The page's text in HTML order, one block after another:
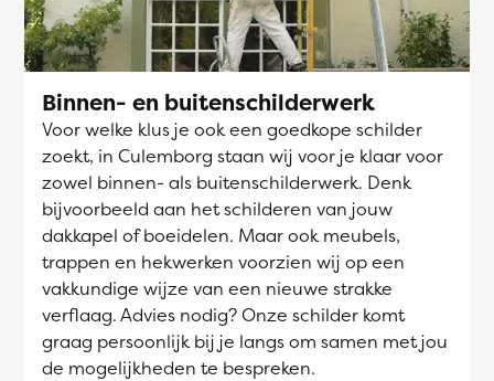
Binnen- en buitenschilderwerk
Voor welke klus je ook een goedkope schilder
zoekt, in Culemborg staan wij voor je klaar voor
zowel binnen- als buitenschilderwerk. Denk
bijvoorbeeld aan het schilderen van jouw
dakkapel of boeidelen. Maar ook meubels,
trappen en hekwerken voorzien wij op een
vakkundige wijze van een nieuwe strakke
verflaag. Advies nodig? Onze schilder komt
graag persoonlijk bij je langs om samen met jou
de mogelijkheden te bespreken.